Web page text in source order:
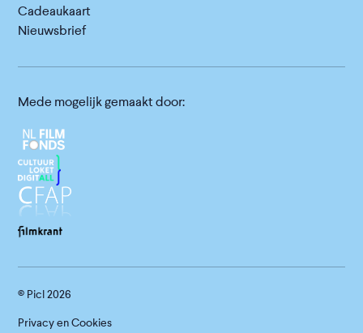
Cadeaukaart
Nieuwsbrief
Mede mogelijk gemaakt door:
© Picl2026
Privacy en Cookies